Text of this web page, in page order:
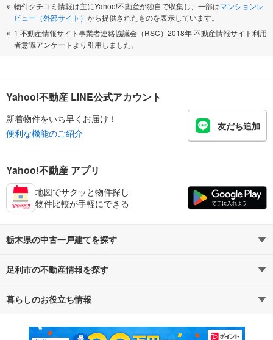
物件クチコミ情報は主にYahoo!不動産が独自で収集し、一部はマンションレ
ビュー（外部サイト） から提供されたものを表示しています。
1 不動産情報サイト事業者連絡協議会（RSC）2018年 不動産情報サイト利用
者意識アンケートより引用しました。
Yahoo!不動産 LINE公式アカウント
新着物件をいち早くお届け！
便利な機能のご紹介
友だち追加
Yahoo!不動産 アプリ
地図でサクッと物件探し
物件比較が手軽にできる
栃木県の中古一戸建てを探す
路線・駅から探す
通勤・通学時間から探す
足利市の不動産情報を探す
不動産・住宅
新築マンション 中古マンション
暮らしのお役立ち情報
マンションカタログ 教えて！住まいの先生